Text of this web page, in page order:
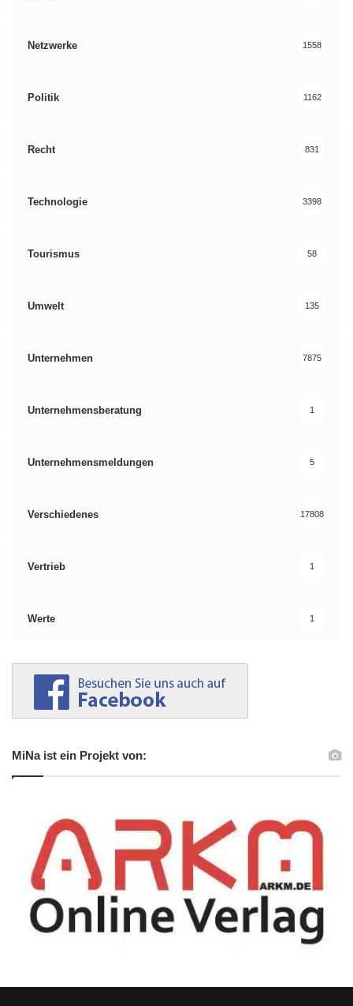
Netzwerke 1558
Politik 1162
Recht 831
Technologie 3398
Tourismus 58
Umwelt 135
Unternehmen 7875
Unternehmensberatung 1
Unternehmensmeldungen 5
Verschiedenes 17808
Vertrieb 1
Werte 1
MiNa ist ein Projekt von: